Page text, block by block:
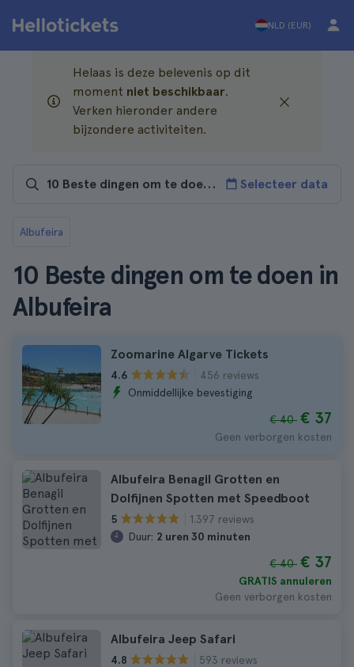
NLD (EUR)
Helaas is deze belevenis op dit
moment niet beschikbaar.
Verken hieronder andere
bijzondere activiteiten.
Selecteer data
Albufeira
10 Beste dingen om te doen in
Albufeira
Zoomarine Algarve Tickets
4.6
456 reviews
Onmiddellijke bevestiging
€ 40 € 37
Geen verborgen kosten
Albufeira Benagil Grotten en
Dolfijnen Spotten met Speedboot
5
1.397 reviews
Duur: 2 uren 30 minuten
€ 40 € 37
GRATIS annuleren
Geen verborgen kosten
Albufeira Jeep Safari
4.8
593 reviews